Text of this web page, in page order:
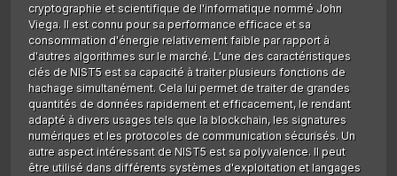
cryptographie et scientifique de l'informatique nommé John
Viega. Il est connu pour sa performance efficace et sa
consommation d'énergie relativement faible par rapport à
d'autres algorithmes sur le marché. L'une des caractéristiques
clés de NIST5 est sa capacité à traiter plusieurs fonctions de
hachage simultanément. Cela lui permet de traiter de grandes
quantités de données rapidement et efficacement, le rendant
adapté à divers usages tels que la blockchain, les signatures
numériques et les protocoles de communication sécurisés. Un
autre aspect intéressant de NIST5 est sa polyvalence. Il peut
être utilisé dans différents systèmes d'exploitation et langages